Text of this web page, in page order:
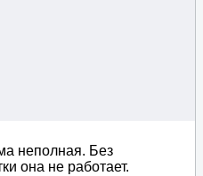
неполная. Без
она не работает.